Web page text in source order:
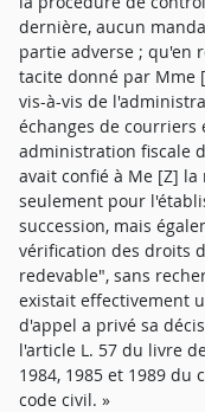
dernière, aucun
partie adverse ; qu'en
tacite donné par Mme
vis-à-vis de
échanges de
administration fiscale
avait confié à Me [Z]
seulement pour
succession, mais
vérification des droits
redevable", sans
existait effectivement
d'appel a privé sa
l'article L. 57 du livre
1984, 1985 et 1989 du
code civil. »